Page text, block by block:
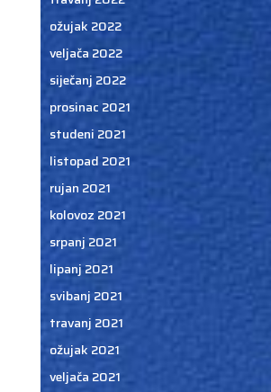
ožujak 2022
veljača 2022
siječanj 2022
prosinac 2021
studeni 2021
listopad 2021
rujan 2021
kolovoz 2021
srpanj 2021
lipanj 2021
svibanj 2021
travanj 2021
ožujak 2021
veljača 2021